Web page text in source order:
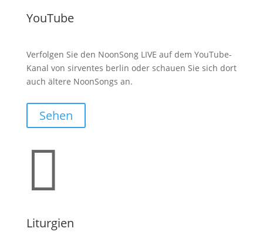
YouTube
Verfolgen Sie den NoonSong LIVE auf dem YouTube-
Kanal von sirventes berlin oder schauen Sie sich dort
auch ältere NoonSongs an.
Sehen

Liturgien